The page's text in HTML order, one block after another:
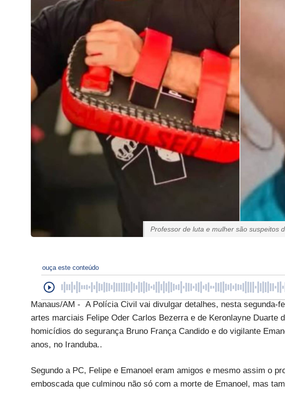
Professor de luta e mulher são suspeitos
ouça este conteúdo
Manaus/AM - A Polícia Civil vai divulgar detalhes, nesta segunda-
artes marciais Felipe Oder Carlos Bezerra e de Keronlayne Duarte
homicídios do segurança Bruno França Candido e do vigilante
anos, no Iranduba..
Segundo a PC, Felipe e Emanoel eram amigos e mesmo assim o
emboscada que culminou não só com a morte de Emanoel, mas